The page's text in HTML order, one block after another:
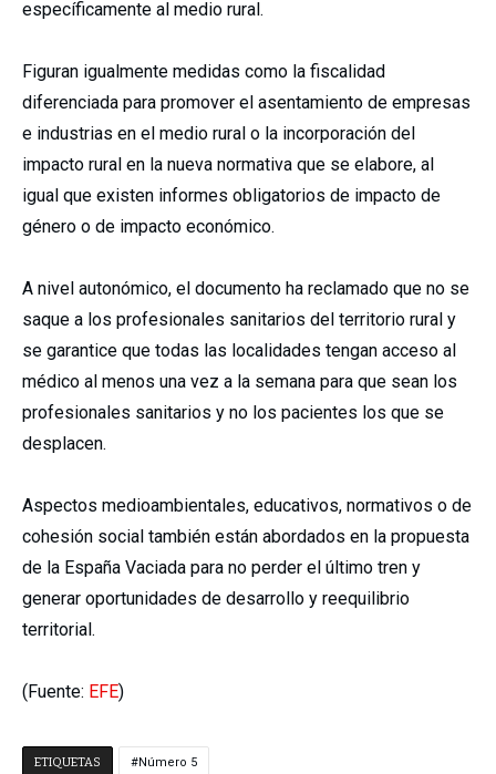
específicamente al medio rural.
Figuran igualmente medidas como la fiscalidad
diferenciada para promover el asentamiento de empresas
e industrias en el medio rural o la incorporación del
impacto rural en la nueva normativa que se elabore, al
igual que existen informes obligatorios de impacto de
género o de impacto económico.
A nivel autonómico, el documento ha reclamado que no se
saque a los profesionales sanitarios del territorio rural y
se garantice que todas las localidades tengan acceso al
médico al menos una vez a la semana para que sean los
profesionales sanitarios y no los pacientes los que se
desplacen.
Aspectos medioambientales, educativos, normativos o de
cohesión social también están abordados en la propuesta
de la España Vaciada para no perder el último tren y
generar oportunidades de desarrollo y reequilibrio
territorial.
(Fuente: EFE)
ETIQUETAS Número 5